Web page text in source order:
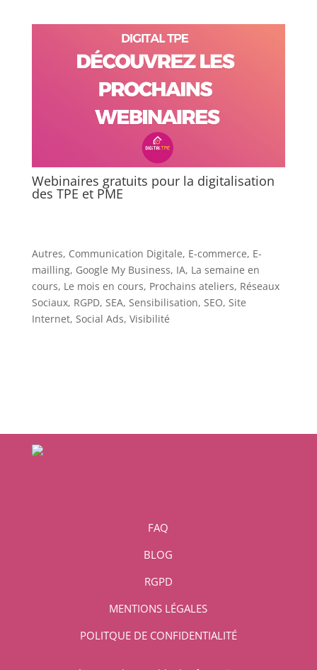
Webinaires gratuits pour la digitalisation
des TPE et PME
Autres, Communication Digitale, E-commerce, E-
mailling, Google My Business, IA, La semaine en
cours, Le mois en cours, Prochains ateliers, Réseaux
Sociaux, RGPD, SEA, Sensibilisation, SEO, Site
Internet, Social Ads, Visibilité
FAQ
BLOG
RGPD
MENTIONS LÉGALES
POLITQUE DE CONFIDENTIALITÉ